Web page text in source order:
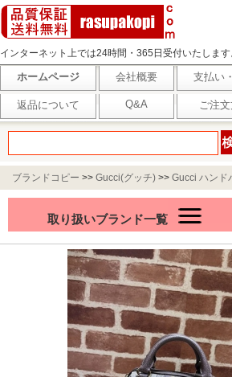
インターネット上では24時間・365日受付いたします
ホームページ 会社概要 支払い
返品について Q&A ご注
ブランドコピー >> Gucci(グッチ) >> Gucci ハンド
ア スーパーミニバッグ ‎781490 96IWG 8745 ベー
ッグ レディース
取り扱いブランド一覧